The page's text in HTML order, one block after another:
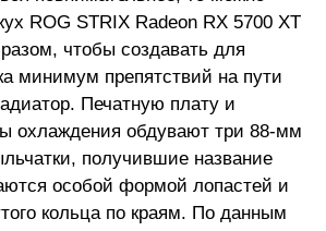
ROG STRIX Radeon RX 5700 XT
чтобы создавать для
минимум препятствий на пути
Печатную плату и
охлаждения обдувают три 88-мм
получившие название
особой формой лопастей и
кольца по краям. По данным